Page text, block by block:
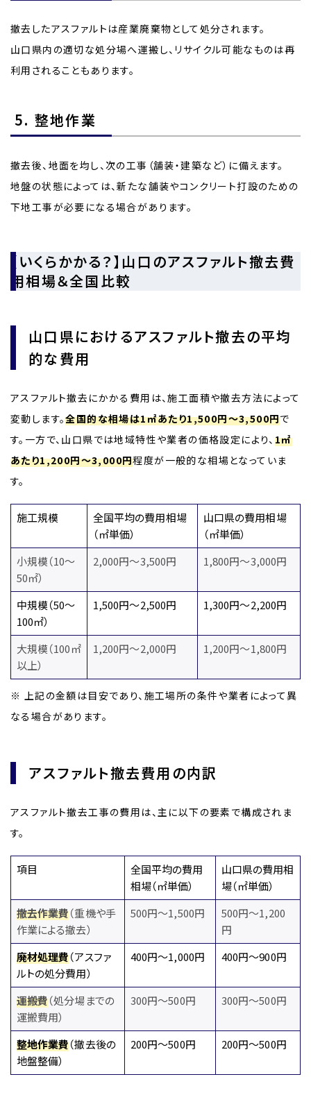
撤去したアスファルトは産業廃棄物として処分されます。
山口県内の適切な処分場へ運搬し、リサイクル可能なものは再
利用されることもあります。
5. 整地作業
撤去後、地面を均し、次の工事（舗装・建築など）に備えます。
地盤の状態によっては、新たな舗装やコンクリート打設のための
下地工事が必要になる場合があります。
【いくらかかる？】山口のアスファルト撤去費
用相場＆全国比較
山口県におけるアスファルト撤去の平均
的な費用
アスファルト撤去にかかる費用は、施工面積や撤去方法によって
変動します。全国的な相場は1㎡あたり1,500円～3,500円で
す。一方で、山口県では地域特性や業者の価格設定により、 1㎡
あたり1,200円～3,000円程度が一般的な相場となっていま
す。
施工規模
全国平均の費用相場
（㎡単価）
山口県の費用相場
（㎡単価）
小規模（10～
50㎡）
2,000円～3,500円 1,800円～3,000円
中規模（50～
100㎡）
1,500円～2,500円 1,300円～2,200円
大規模（100㎡
以上）
1,200円～2,000円 1,200円～1,800円
※ 上記の金額は目安であり、施工場所の条件や業者によって異
なる場合があります。
アスファルト撤去費用の内訳
アスファルト撤去工事の費用は、主に以下の要素で構成されま
す。
項目
全国平均の費用
相場（㎡単価）
山口県の費用相
場（㎡単価）
撤去作業費（重機や手
作業による撤去）
500円～1,500円
500円～1,200
円
廃材処理費（アスファ
ルトの処分費用）
400円～1,000円 400円～900円
運搬費（処分場までの
運搬費用）
300円～500円 300円～500円
整地作業費（撤去後の
地盤整備）
200円～500円 200円～500円